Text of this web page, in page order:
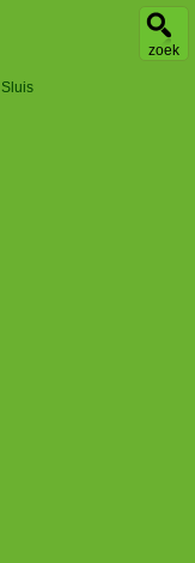
zoek
Sluis